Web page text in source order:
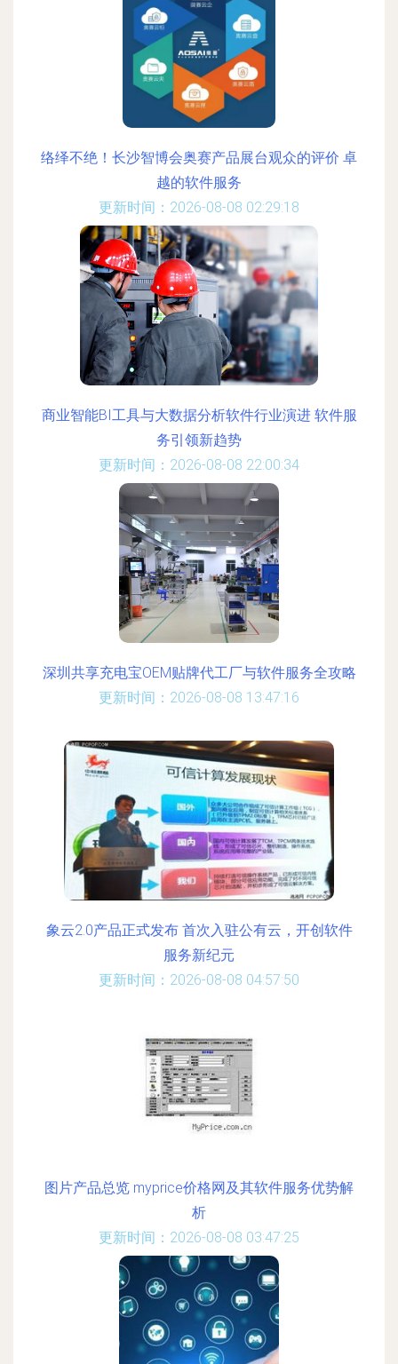
络绎不绝！长沙智博会奥赛产品展台观众的评价 卓
越的软件服务
更新时间：2026-08-08 02:29:18
商业智能BI工具与大数据分析软件行业演进 软件服
务引领新趋势
更新时间：2026-08-08 22:00:34
深圳共享充电宝OEM贴牌代工厂与软件服务全攻略
更新时间：2026-08-08 13:47:16
象云2.0产品正式发布 首次入驻公有云，开创软件
服务新纪元
更新时间：2026-08-08 04:57:50
图片产品总览 myprice价格网及其软件服务优势解
析
更新时间：2026-08-08 03:47:25